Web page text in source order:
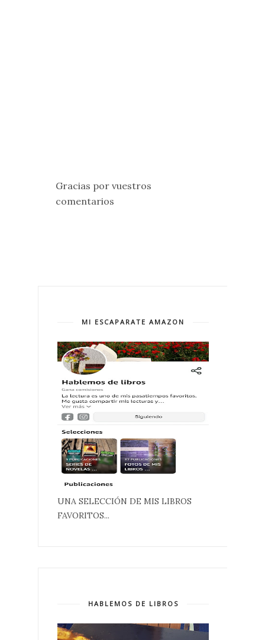
Gracias por vuestros
comentarios
MI ESCAPARATE AMAZON
UNA SELECCIÓN DE MIS LIBROS
FAVORITOS...
HABLEMOS DE LIBROS